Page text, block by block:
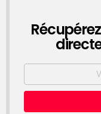
NEWSLETTER
Email